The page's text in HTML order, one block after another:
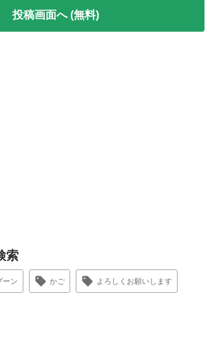
投稿画面へ (無料)
索
ーン かご よろしくお願いします